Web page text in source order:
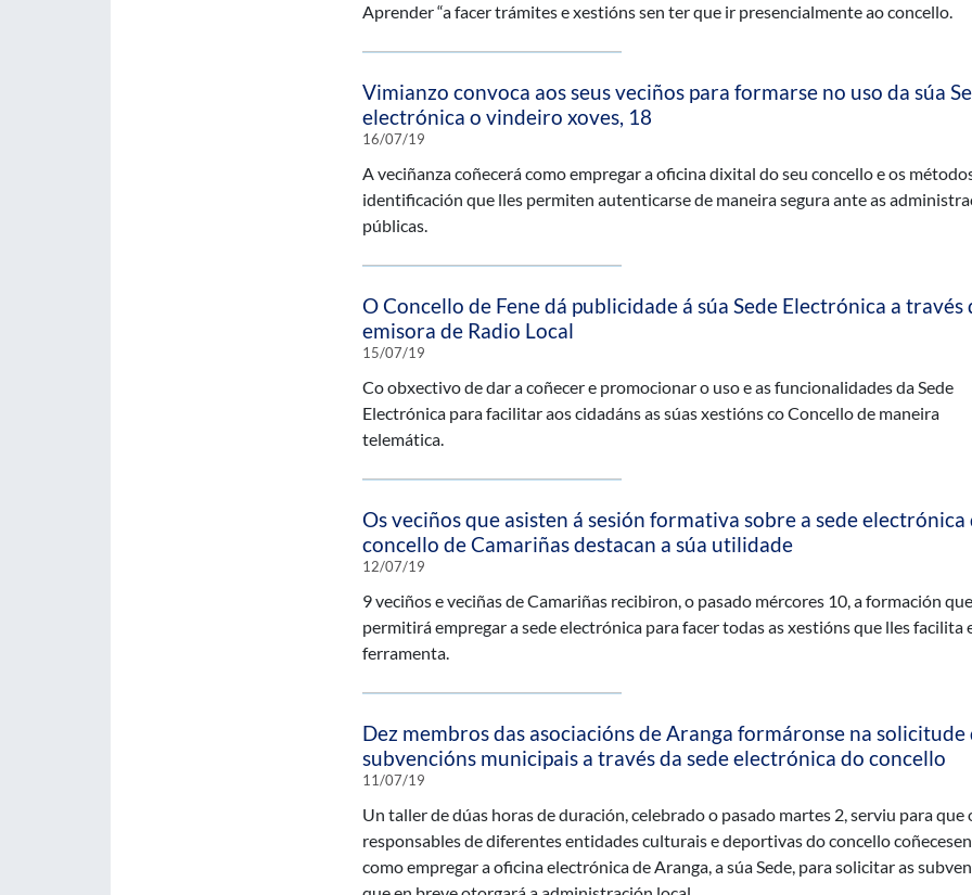
Aprender “a facer trámites e xestións sen ter que ir presencialmente ao concello.
Vimianzo convoca aos seus veciños para formarse no uso da súa
electrónica o vindeiro xoves, 18
16/07/19
A veciñanza coñecerá como empregar a oficina dixital do seu concello e os
identificación que lles permiten autenticarse de maneira segura ante as
públicas.
O Concello de Fene dá publicidade á súa Sede Electrónica a través
emisora de Radio Local
15/07/19
Co obxectivo de dar a coñecer e promocionar o uso e as funcionalidades da Sede
Electrónica para facilitar aos cidadáns as súas xestións co Concello de maneira
telemática.
Os veciños que asisten á sesión formativa sobre a sede electrónica
concello de Camariñas destacan a súa utilidade
12/07/19
9 veciños e veciñas de Camariñas recibiron, o pasado mércores 10, a formación
permitirá empregar a sede electrónica para facer todas as xestións que lles facilita
ferramenta.
Dez membros das asociacións de Aranga formáronse na solicitude
subvencións municipais a través da sede electrónica do concello
11/07/19
Un taller de dúas horas de duración, celebrado o pasado martes 2, serviu para que
responsables de diferentes entidades culturais e deportivas do concello coñecesen
como empregar a oficina electrónica de Aranga, a súa Sede, para solicitar as